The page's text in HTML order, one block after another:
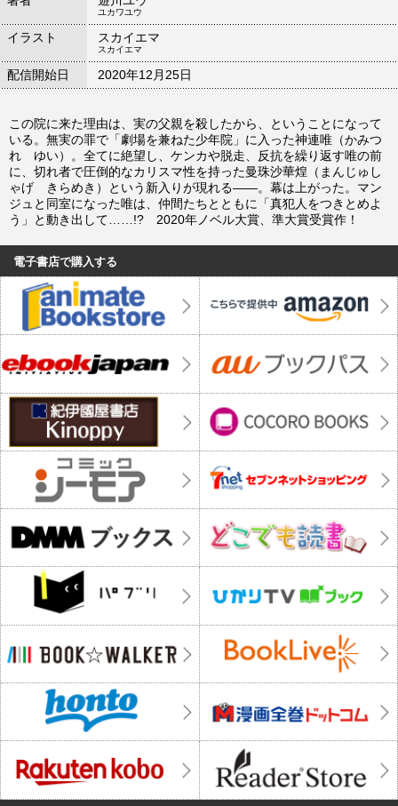
ユカワユウ
イラスト スカイエマ
スカイエマ
配信開始日 2020年12月25日
この院に来た理由は、実の父親を殺したから、ということになって
いる。無実の罪で「劇場を兼ねた少年院」に入った神連唯（かみつ
れ ゆい）。全てに絶望し、ケンカや脱走、反抗を繰り返す唯の前
に、切れ者で圧倒的なカリスマ性を持った曼珠沙華煌（まんじゅし
ゃげ きらめき）という新入りが現れる――。幕は上がった。マン
ジュと同室になった唯は、仲間たちとともに「真犯人をつきとめよ
う」と動き出して……!? 2020年ノベル大賞、準大賞受賞作！
電子書店で購入する